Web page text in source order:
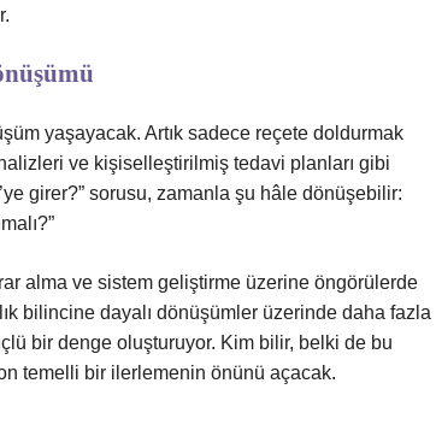
yaşayacak. Artık sadece reçete doldurmak
ve kişiselleştirilmiş tedavi planları gibi
girer?” sorusu, zamanla şu hâle dönüşebilir:
alma ve sistem geliştirme üzerine öngörülerde
bilincine dayalı dönüşümler üzerinde daha fazla
bir denge oluşturuyor. Kim bilir, belki de bu
temelli bir ilerlemenin önünü açacak.